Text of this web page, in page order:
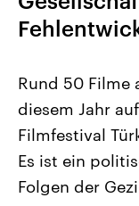
Landtagswahl
2026
Alle Informationen
Sachsen-Anhalt
September 2026
Landtag. Seit 2021
Rund 50 Filme
diesem Jahr
Filmfestival
Es ist ein
Folgen der